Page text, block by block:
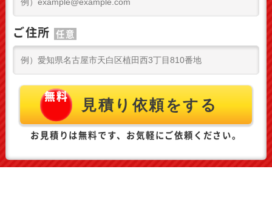
ご住所 任意
お見積りは無料です、お気軽にご依頼ください。